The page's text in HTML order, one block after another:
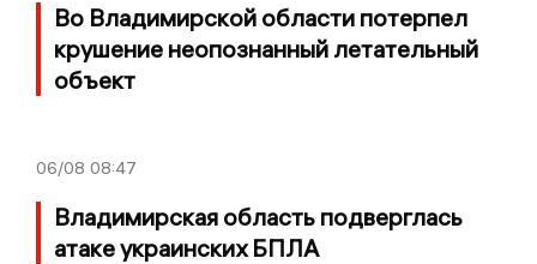
Во Владимирской области потерпел
крушение неопознанный летательный
объект
06/08 08:47
Владимирская область подверглась
атаке украинских БПЛА